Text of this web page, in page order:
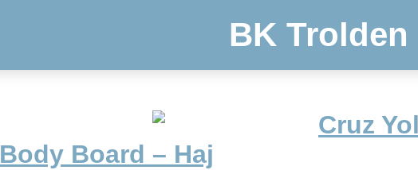
BK Trolden
Cruz
Body Board – Haj